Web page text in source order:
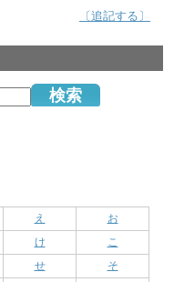
〔追記する〕
え
お
け
こ
せ
そ